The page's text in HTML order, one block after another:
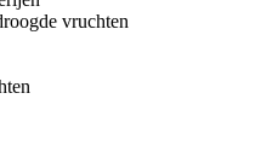
vruchten